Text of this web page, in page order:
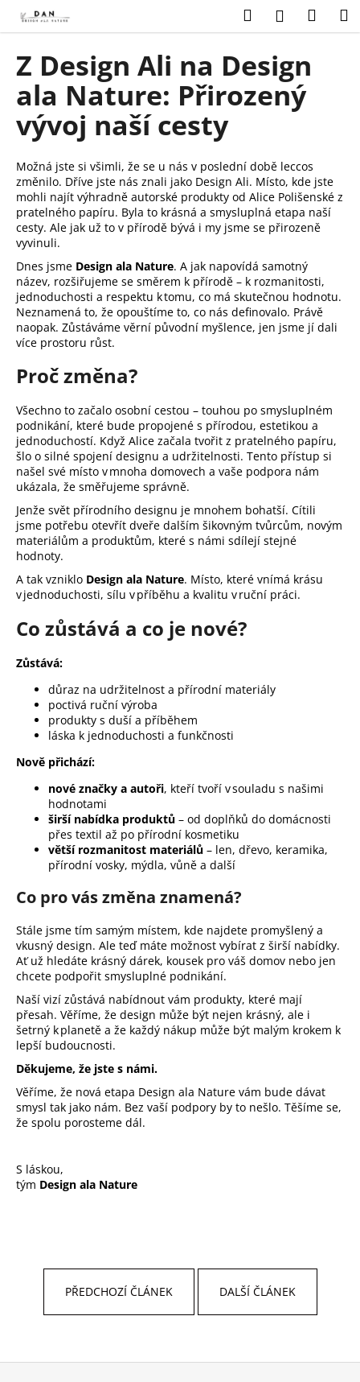
obsah
HledatPřihlášení
Z Design Ali na Design
ala Nature: Přirozený
vývoj naší cesty
Možná jste si všimli, že se u nás v poslední době leccos
změnilo. Dříve jste nás znali jako Design Ali. Místo, kde jste
mohli najít výhradně autorské produkty od Alice Polišenské z
pratelného papíru. Byla to krásná a smysluplná etapa naší
cesty. Ale jak už to v přírodě bývá i my jsme se přirozeně
vyvinuli.
Dnes jsme Design ala Nature. A jak napovídá samotný
název, rozšiřujeme se směrem k přírodě – k rozmanitosti,
jednoduchosti a respektu k tomu, co má skutečnou hodnotu.
Neznamená to, že opouštíme to, co nás definovalo. Právě
naopak. Zůstáváme věrní původní myšlence, jen jsme jí dali
více prostoru růst.
Proč změna?
Všechno to začalo osobní cestou – touhou po smysluplném
podnikání, které bude propojené s přírodou, estetikou a
jednoduchostí. Když Alice začala tvořit z pratelného papíru,
šlo o silné spojení designu a udržitelnosti. Tento přístup si
našel své místo v mnoha domovech a vaše podpora nám
ukázala, že směřujeme správně.
Jenže svět přírodního designu je mnohem bohatší. Cítili
jsme potřebu otevřít dveře dalším šikovným tvůrcům, novým
materiálům a produktům, které s námi sdílejí stejné
hodnoty.
A tak vzniklo Design ala Nature. Místo, které vnímá krásu
v jednoduchosti, sílu v příběhu a kvalitu v ruční práci.
Co zůstává a co je nové?
Zůstává:
důraz na udržitelnost a přírodní materiály
poctivá ruční výroba
produkty s duší a příběhem
láska k jednoduchosti a funkčnosti
Nově přichází:
nové značky a autoři, kteří tvoří v souladu s našimi
hodnotami
širší nabídka produktů – od doplňků do domácnosti
přes textil až po přírodní kosmetiku
větší rozmanitost materiálů – len, dřevo, keramika,
přírodní vosky, mýdla, vůně a další
Co pro vás změna znamená?
Stále jsme tím samým místem, kde najdete promyšlený a
vkusný design. Ale teď máte možnost vybírat z širší nabídky.
Ať už hledáte krásný dárek, kousek pro váš domov nebo jen
chcete podpořit smysluplné podnikání.
Naší vizí zůstává nabídnout vám produkty, které mají
přesah. Věříme, že design může být nejen krásný, ale i
šetrný k planetě a že každý nákup může být malým krokem k
lepší budoucnosti.
Děkujeme, že jste s námi.
Věříme, že nová etapa Design ala Nature vám bude dávat
smysl tak jako nám. Bez vaší podpory by to nešlo. Těšíme se,
že spolu porosteme dál.
S láskou,
tým Design ala Nature
PŘEDCHOZÍ ČLÁNEK DALŠÍ ČLÁNEK
o
C
o
p
t
ř
e
b
u
j
e
t
e
a
j
í
t
?
HLEDAT
D
o
p
o
j
A
PRŮKAZ
ŽIRAFA
ŽLUTÁ
395